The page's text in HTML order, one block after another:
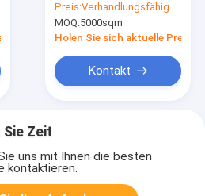
für 60000-80000
Drucke und
0,15mm/0,30mm
Preis:Verhandlungsfähig
MOQ:5000sqm
Holen Sie sich aktuelle Preis
Kontakt
Sie Zeit
uns mit Ihnen die besten
kontaktieren.